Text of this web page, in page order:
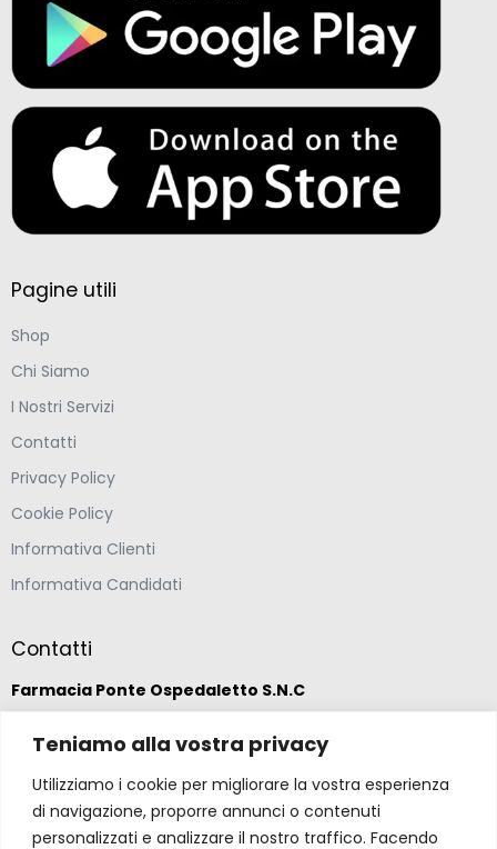
Teniamo alla vostra privacy
Utilizziamo i cookie per migliorare la vostra esperienza
di navigazione, proporre annunci o contenuti
personalizzati e analizzare il nostro traffico. Facendo
Pagine utili
Shop
Chi Siamo
I Nostri Servizi
Contatti
Privacy Policy
Cookie Policy
Informativa Clienti
Informativa Candidati
Contatti
Farmacia Ponte Ospedaletto S.N.C
Via della Solidarietà 2,
47020 Longiano, Forlì-Cesena
(39) 0547 57265